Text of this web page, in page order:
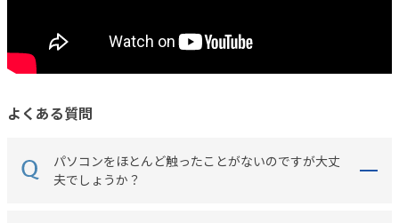
よくある質問
パソコンをほとんど触ったことがないのですが大丈
夫でしょうか？